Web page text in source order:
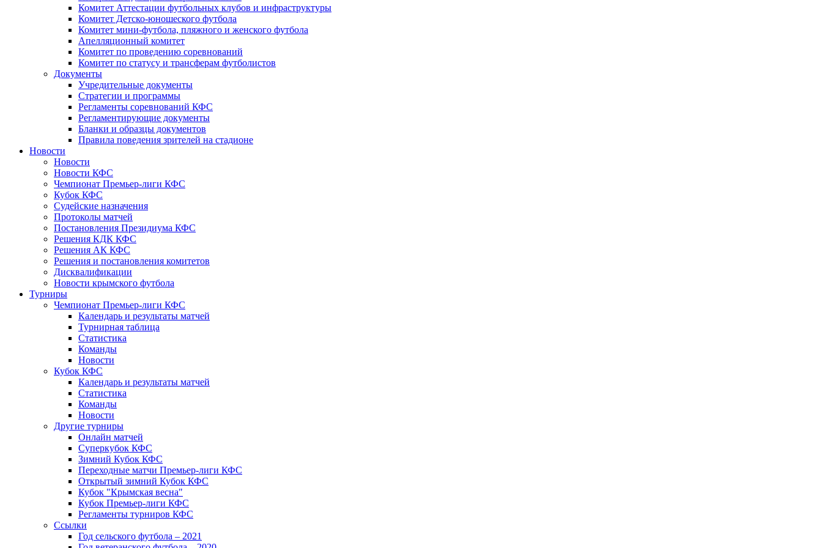
Комитет Аттестации футбольных клубов и инфраструктуры
Комитет Детско-юношеского футбола
Комитет мини-футбола, пляжного и женского футбола
Апелляционный комитет
Комитет по проведению соревнований
Комитет по статусу и трансферам футболистов
Документы
Учредительные документы
Стратегии и программы
Регламенты соревнований КФС
Регламентирующие документы
Бланки и образцы документов
Правила поведения зрителей на стадионе
Новости
Новости
Новости КФС
Чемпионат Премьер-лиги КФС
Кубок КФС
Судейские назначения
Протоколы матчей
Постановления Президиума КФС
Решения КДК КФС
Решения АК КФС
Решения и постановления комитетов
Дисквалификации
Новости крымского футбола
Турниры
Чемпионат Премьер-лиги КФС
Календарь и результаты матчей
Турнирная таблица
Статистика
Команды
Новости
Кубок КФС
Календарь и результаты матчей
Статистика
Команды
Новости
Другие турниры
Онлайн матчей
Суперкубок КФС
Зимний Кубок КФС
Переходные матчи Премьер-лиги КФС
Открытый зимний Кубок КФС
Кубок "Крымская весна"
Кубок Премьер-лиги КФС
Регламенты турниров КФС
Ссылки
Год сельского футбола – 2021